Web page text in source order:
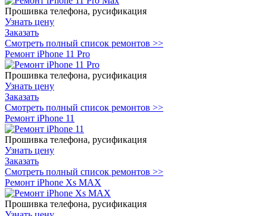
Прошивка телефона, русификация
Узнать цену
Заказать
Смотреть полный список ремонтов >>
Ремонт iPhone 11 Pro
Прошивка телефона, русификация
Узнать цену
Заказать
Смотреть полный список ремонтов >>
Ремонт iPhone 11
Прошивка телефона, русификация
Узнать цену
Заказать
Смотреть полный список ремонтов >>
Ремонт iPhone Xs MAX
Прошивка телефона, русификация